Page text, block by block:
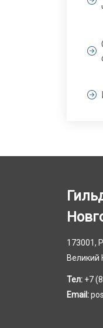
173001,
Великий
Тел: +7
Email: